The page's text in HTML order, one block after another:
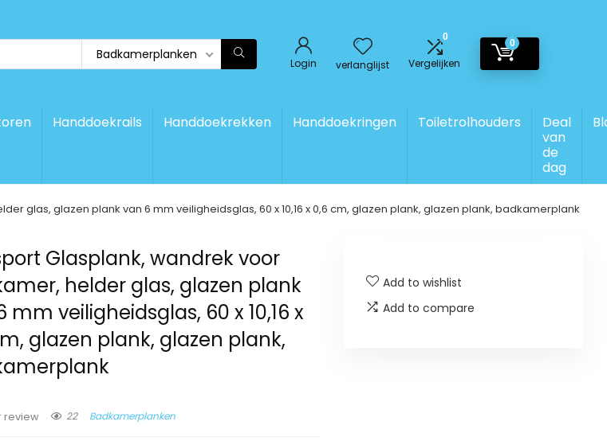
Badkamerplanken
Login verlanglijst
0
Vergelijken
0
Handdoekrails Handdoekrekken Handdoekringen Toiletrolhouders
Deal
van
de
dag
glas, glazen plank van 6 mm veiligheidsglas, 60 x 10,16 x 0,6 cm, glazen plank, glazen plank, badkamerplank
Glasplank, wandrek voor
helder glas, glazen plank
mm veiligheidsglas, 60 x 10,16 x
glazen plank, glazen plank,
review 22 Badkamerplanken
Add to wishlist
Add to compare